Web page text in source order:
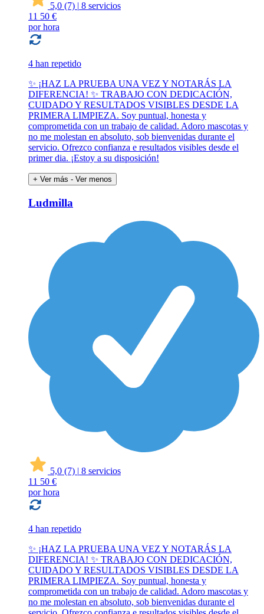
5,0 (7) | 8 servicios
11 50 €
por hora
4 han repetido
✨ ¡HAZ LA PRUEBA UNA VEZ Y NOTARÁS LA
DIFERENCIA! ✨ TRABAJO CON DEDICACIÓN,
CUIDADO Y RESULTADOS VISIBLES DESDE LA
PRIMERA LIMPIEZA. Soy puntual, honesta y
comprometida con un trabajo de calidad. Adoro mascotas y
no me molestan en absoluto, sob bienvenidas durante el
servicio. Ofrezco confianza e resultados visibles desde el
primer dia. ¡Estoy a su disposición!
+ Ver más - Ver menos
Ludmilla
5,0 (7) | 8 servicios
11 50 €
por hora
4 han repetido
✨ ¡HAZ LA PRUEBA UNA VEZ Y NOTARÁS LA
DIFERENCIA! ✨ TRABAJO CON DEDICACIÓN,
CUIDADO Y RESULTADOS VISIBLES DESDE LA
PRIMERA LIMPIEZA. Soy puntual, honesta y
comprometida con un trabajo de calidad. Adoro mascotas y
no me molestan en absoluto, sob bienvenidas durante el